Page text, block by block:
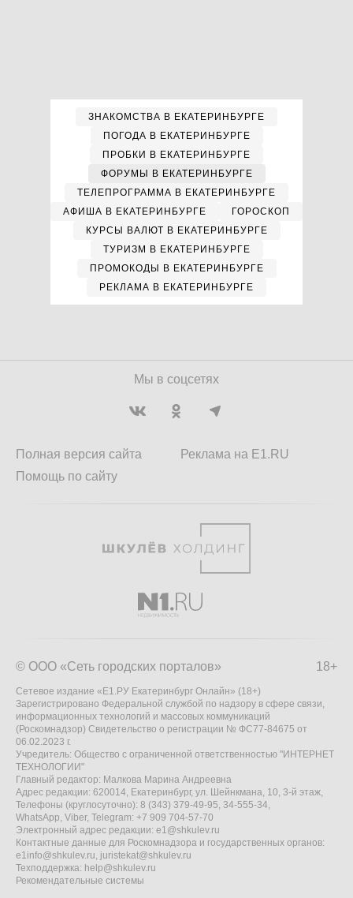
ЗНАКОМСТВА В ЕКАТЕРИНБУРГЕ
ПОГОДА В ЕКАТЕРИНБУРГЕ
ПРОБКИ В ЕКАТЕРИНБУРГЕ
ФОРУМЫ В ЕКАТЕРИНБУРГЕ
ТЕЛЕПРОГРАММА В ЕКАТЕРИНБУРГЕ
АФИША В ЕКАТЕРИНБУРГЕ
ГОРОСКОП
КУРСЫ ВАЛЮТ В ЕКАТЕРИНБУРГЕ
ТУРИЗМ В ЕКАТЕРИНБУРГЕ
ПРОМОКОДЫ В ЕКАТЕРИНБУРГЕ
РЕКЛАМА В ЕКАТЕРИНБУРГЕ
Мы в соцсетях
Полная версия сайта
Помощь по сайту
Реклама на E1.RU
18+
© ООО «Сеть городских порталов»
Сетевое издание «Е1.РУ Екатеринбург Онлайн» (18+)
Зарегистрировано Федеральной службой по надзору в сфере связи,
информационных технологий и массовых коммуникаций
(Роскомнадзор) Свидетельство о регистрации № ФС77-84675 от
06.02.2023 г.
Учредитель: Общество с ограниченной ответственностью "ИНТЕРНЕТ
ТЕХНОЛОГИИ"
Главный редактор: Малкова Марина Андреевна
Адрес редакции: 620014, Екатеринбург, ул. Шейнкмана, 10, 3-й этаж,
Телефоны (круглосуточно): 8 (343) 379-49-95, 34-555-34,
WhatsApp, Viber, Telegram: +7 909 704-57-70
Электронный адрес редакции: e1@shkulev.ru
Контактные данные для Роскомнадзора и государственных органов:
e1info@shkulev.ru, juristekat@shkulev.ru
Техподдержка: help@shkulev.ru
Рекомендательные системы